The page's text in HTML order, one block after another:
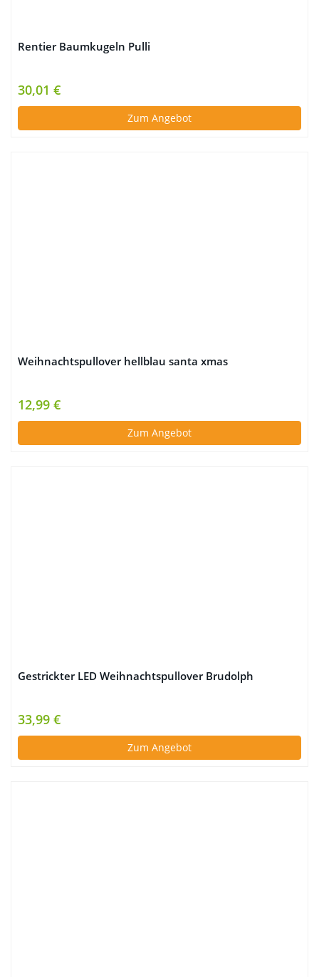
Rentier Baumkugeln Pulli
30,01 €
Zum Angebot
Weihnachtspullover hellblau santa xmas
12,99 €
Zum Angebot
Gestrickter LED Weihnachtspullover Brudolph
33,99 €
Zum Angebot